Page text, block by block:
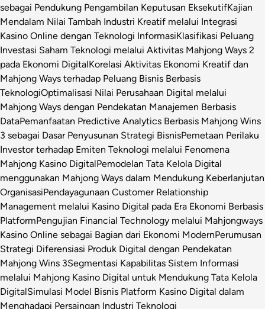
sebagai Pendukung Pengambilan Keputusan EksekutifKajian
Mendalam Nilai Tambah Industri Kreatif melalui Integrasi
Kasino Online dengan Teknologi InformasiKlasifikasi Peluang
Investasi Saham Teknologi melalui Aktivitas Mahjong Ways 2
pada Ekonomi DigitalKorelasi Aktivitas Ekonomi Kreatif dan
Mahjong Ways terhadap Peluang Bisnis Berbasis
TeknologiOptimalisasi Nilai Perusahaan Digital melalui
Mahjong Ways dengan Pendekatan Manajemen Berbasis
DataPemanfaatan Predictive Analytics Berbasis Mahjong Wins
3 sebagai Dasar Penyusunan Strategi BisnisPemetaan Perilaku
Investor terhadap Emiten Teknologi melalui Fenomena
Mahjong Kasino DigitalPemodelan Tata Kelola Digital
menggunakan Mahjong Ways dalam Mendukung Keberlanjutan
OrganisasiPendayagunaan Customer Relationship
Management melalui Kasino Digital pada Era Ekonomi Berbasis
PlatformPengujian Financial Technology melalui Mahjongways
Kasino Online sebagai Bagian dari Ekonomi ModernPerumusan
Strategi Diferensiasi Produk Digital dengan Pendekatan
Mahjong Wins 3Segmentasi Kapabilitas Sistem Informasi
melalui Mahjong Kasino Digital untuk Mendukung Tata Kelola
DigitalSimulasi Model Bisnis Platform Kasino Digital dalam
Menghadapi Persaingan Industri Teknologi